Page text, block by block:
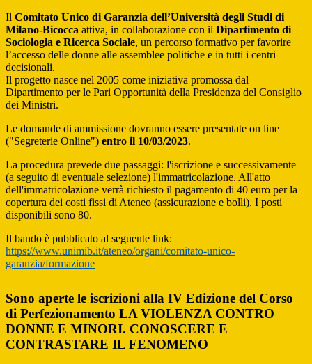
Il Comitato Unico di Garanzia dell’Università degli Studi di
Milano-Bicocca attiva, in collaborazione con il Dipartimento di
Sociologia e Ricerca Sociale, un percorso formativo per favorire
l’accesso delle donne alle assemblee politiche e in tutti i centri
decisionali.
Il progetto nasce nel 2005 come iniziativa promossa dal
Dipartimento per le Pari Opportunità della Presidenza del Consiglio
dei Ministri.
Le domande di ammissione dovranno essere presentate on line
("Segreterie Online") entro il 10/03/2023.
La procedura prevede due passaggi: l'iscrizione e successivamente
(a seguito di eventuale selezione) l'immatricolazione. All'atto
dell'immatricolazione verrà richiesto il pagamento di 40 euro per la
copertura dei costi fissi di Ateneo (assicurazione e bolli). I posti
disponibili sono 80.
Il bando è pubblicato al seguente link:
https://www.unimib.it/ateneo/organi/comitato-unico-
garanzia/formazione
Sono aperte le iscrizioni alla IV Edizione del Corso
di Perfezionamento LA VIOLENZA CONTRO
DONNE E MINORI. CONOSCERE E
CONTRASTARE IL FENOMENO